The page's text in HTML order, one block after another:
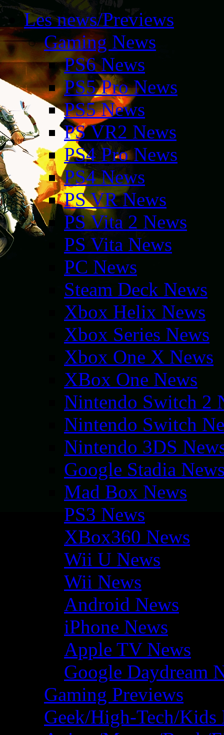
Les news/Previews
Gaming News
PS6 News
PS5 Pro News
PS5 News
PS VR2 News
PS4 Pro News
PS4 News
PS VR News
PS Vita 2 News
PS Vita News
PC News
Steam Deck News
Xbox Helix News
Xbox Series News
Xbox One X News
XBox One News
Nintendo Switch 2
Nintendo Switch
Nintendo 3DS
Google Stadia
Mad Box News
PS3 News
XBox360 News
Wii U News
Wii News
Android News
iPhone News
Apple TV News
Google Daydream
Gaming Previews
Geek/High-Tech/Kids